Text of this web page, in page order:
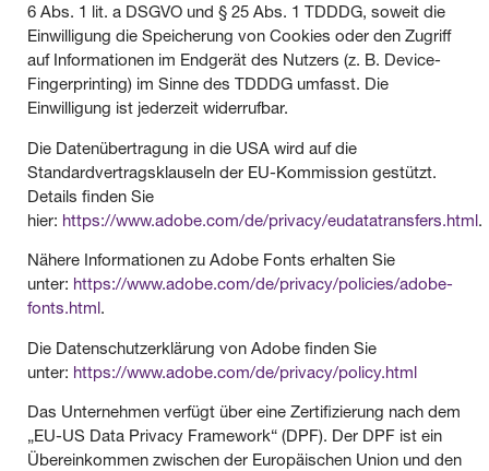
6 Abs. 1 lit. a DSGVO und § 25 Abs. 1 TDDDG, soweit die
Einwilligung die Speicherung von Cookies oder den Zugriff
auf Informationen im Endgerät des Nutzers (z. B. Device-
Fingerprinting) im Sinne des TDDDG umfasst. Die
Einwilligung ist jederzeit widerrufbar.
Die Datenübertragung in die USA wird auf die
Standardvertragsklauseln der EU-Kommission gestützt.
Details finden Sie
hier: https://www.adobe.com/de/privacy/eudatatransfers.html.
Nähere Informationen zu Adobe Fonts erhalten Sie
unter: https://www.adobe.com/de/privacy/policies/adobe-
fonts.html.
Die Datenschutzerklärung von Adobe finden Sie
unter: https://www.adobe.com/de/privacy/policy.html
Das Unternehmen verfügt über eine Zertifizierung nach dem
„EU-US Data Privacy Framework“ (DPF). Der DPF ist ein
Übereinkommen zwischen der Europäischen Union und den